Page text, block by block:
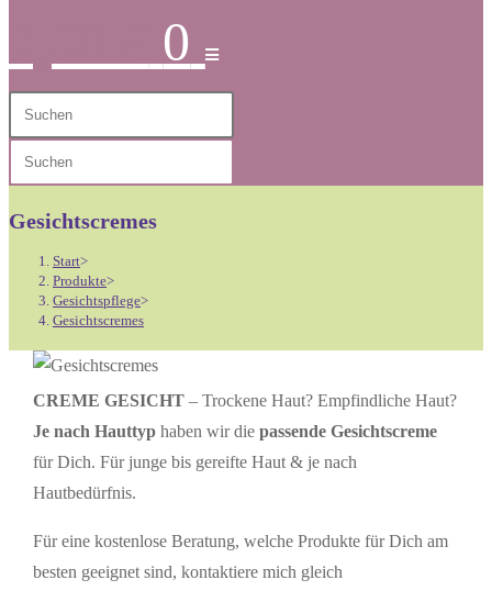
0
Diese
Website
durchsuchen
Escape
Escape
Gesichtscremes
Start>
Produkte>
Gesichtspflege>
Gesichtscremes
CREME GESICHT– Trockene Haut? Empfindliche Haut?
Je nach Hauttyphaben wir die passende Gesichtscreme
für Dich. Für junge bis gereifte Haut & je nach
Hautbedürfnis.
Für eine kostenlose Beratung, welche Produkte für Dich am
besten geeignet sind, kontaktiere mich gleich